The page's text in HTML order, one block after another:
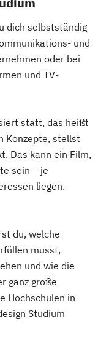
dich selbstständig
und
oder bei
und TV-
statt, das heißt
Konzepte, stellst
Das kann ein Film,
sein – je
liegen.
du, welche
musst,
und wie die
ganz große
Hochschulen in
Studium